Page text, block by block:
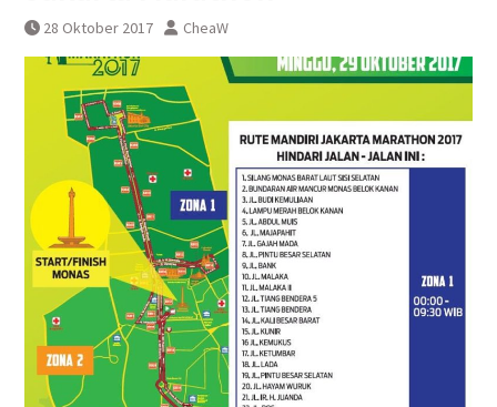
Yogyakarta
28 Oktober 2017 CheaW